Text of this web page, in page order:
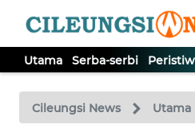
Utama Serba-serbi
Cileungsi News Utama
TV
Tutup